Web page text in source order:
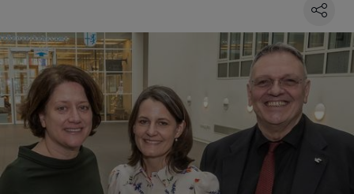
Wir und unsere
-Partner speichern und greifen auf personenbezogene Daten
wie Browserdaten oder eindeutige Kennungen auf Ihrem Gerät zu. Durch Auswahl
von OK aktivieren Sie Tracking-Technologien für die unter „Wir und unsere
Partner verarbeiten Daten, um Ihnen Dienste bereitzustellen“ aufgeführten
Zwecke. Wenn Tracker deaktiviert sind, sind manche Inhalte und Anzeigen